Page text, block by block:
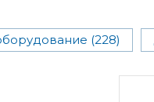
(228)